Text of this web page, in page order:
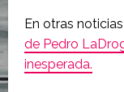
En otras
de Pedro
inesperada.